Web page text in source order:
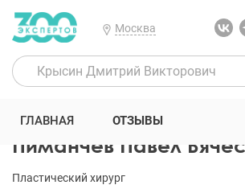
Москва
300 Экспертов Пластические хирурги
Пиманчев Павел
Пластический хирург
ГЛАВНАЯ ОТЗЫВЫ